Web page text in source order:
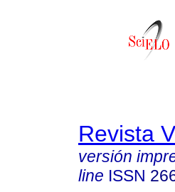
Revista
versión
line ISSN